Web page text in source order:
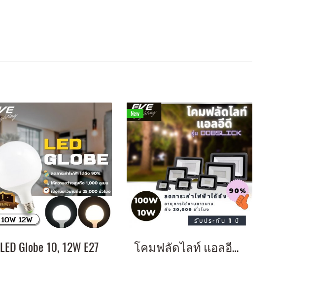
LED Globe 10, 12W E27
New
โคมฟลัดไลท์ แอลอีดี สว่าง โคมไฟสนาม โคมไฟส่องสว่าง โคมประหยัดไฟ โคมใช้ภายนอก LED Flood DOB Slick Daylight 10-200W